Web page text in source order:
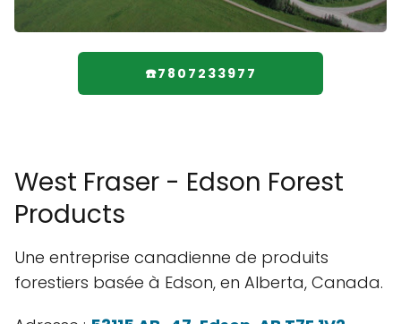
☎️7807233977
West Fraser - Edson Forest
Products
Une entreprise canadienne de produits
forestiers basée à Edson, en Alberta, Canada.